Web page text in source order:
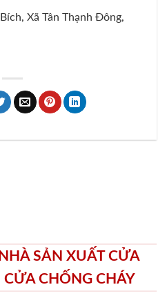
Xã Tân Thạnh Đông,
SẢN XUẤT CỬA
CHỐNG CHÁY